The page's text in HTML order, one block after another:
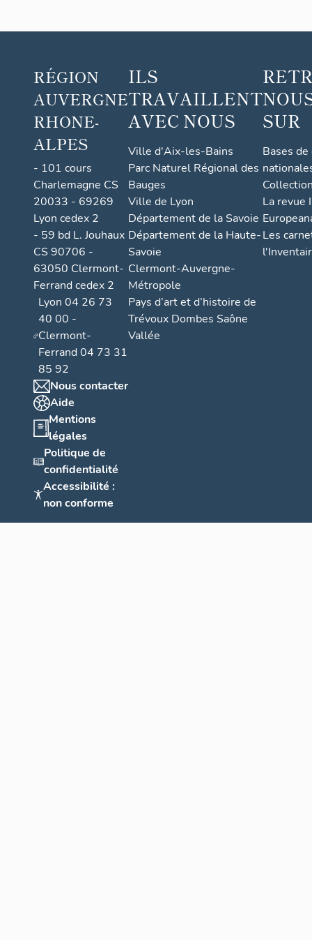
RÉGION
AUVERGNE
RHONE-
ALPES
- 101 cours
Charlemagne CS
20033 - 69269
Lyon cedex 2
- 59 bd L. Jouhaux
CS 90706 -
63050 Clermont-
Ferrand cedex 2
Lyon 04 26 73
40 00 -
Clermont-
Ferrand 04 73 31
85 92
Nous contacter
Aide
Mentions
légales
Politique de
confidentialité
Accessibilité :
non conforme
ILS
TRAVAILLENT
AVEC NOUS
Ville d'Aix-les-Bains
Parc Naturel Régional des
Bauges
Ville de Lyon
Département de la Savoie
Département de la Haute-
Savoie
Clermont-Auvergne-
Métropole
Pays d’art et d’histoire de
Trévoux Dombes Saône
Vallée
SUR
Bases
La revue
Les